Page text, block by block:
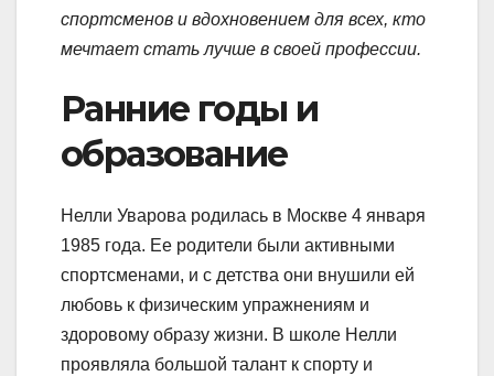
спортсменов и вдохновением для всех, кто
мечтает стать лучше в своей профессии.
Ранние годы и
образование
Нелли Уварова родилась в Москве 4 января
1985 года. Ее родители были активными
спортсменами, и с детства они внушили ей
любовь к физическим упражнениям и
здоровому образу жизни. В школе Нелли
проявляла большой талант к спорту и